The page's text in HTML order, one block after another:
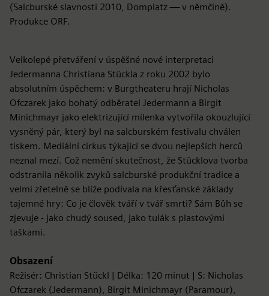
(Salcburské slavnosti 2010, Domplatz — v němčině).
Produkce ORF.
Velkolepé přetváření v úspěšné nové interpretaci
Jedermanna Christiana Stückla z roku 2002 bylo
absolutním úspěchem: v Burgtheateru hrají Nicholas
Ofczarek jako bohatý odběratel Jedermann a Birgit
Minichmayr jako elektrizující milenka vytvořila okouzlující
vysněný pár, který byl na salcburském festivalu chválen
tiskem. Mediální cirkus týkající se dvou nejlepších herců
neznal mezí. Což nemění skutečnost, že Stücklova tvorba
odstranila několik zvyků salcburské produkční tradice a
velmi zřetelně se blíže podívala na křesťanské základy
tajemné hry: Co je člověk tváří v tvář smrti? Sám Bůh se
zjevuje - jako chudý soused, jako tulák s plastovými
taškami.
Obsazení
Režisér: Christian Stückl | Délka: 120 minut | S: Nicholas
Ofczarek (Jedermann), Birgit Minichmayr (Paramour),